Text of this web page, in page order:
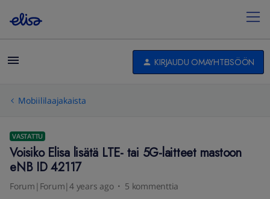
KIRJAUDU OMAYHTEISÖÖN
Mobiililaajakaista
VASTATTU
Voisiko Elisa lisätä LTE- tai 5G-laitteet mastoon
eNB ID 42117
Forum|Forum|4 years ago 5 kommenttia